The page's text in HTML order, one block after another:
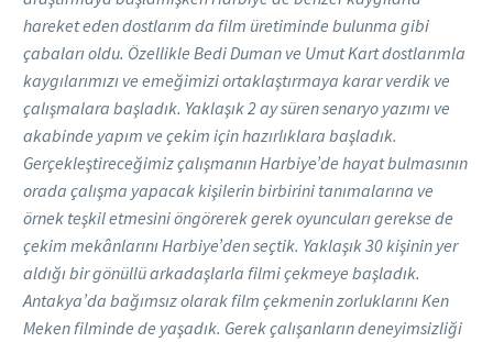
hareket eden dostlarım da film üretiminde bulunma gibi
çabaları oldu. Özellikle Bedi Duman ve Umut Kart dostlarımla
kaygılarımızı ve emeğimizi ortaklaştırmaya karar verdik ve
çalışmalara başladık. Yaklaşık 2 ay süren senaryo yazımı ve
akabinde yapım ve çekim için hazırlıklara başladık.
Gerçekleştireceğimiz çalışmanın Harbiye’de hayat bulmasının
orada çalışma yapacak kişilerin birbirini tanımalarına ve
örnek teşkil etmesini öngörerek gerek oyuncuları gerekse de
çekim mekânlarını Harbiye’den seçtik. Yaklaşık 30 kişinin yer
aldığı bir gönüllü arkadaşlarla filmi çekmeye başladık.
Antakya’da bağımsız olarak film çekmenin zorluklarını Ken
Meken filminde de yaşadık. Gerek çalışanların deneyimsizliği